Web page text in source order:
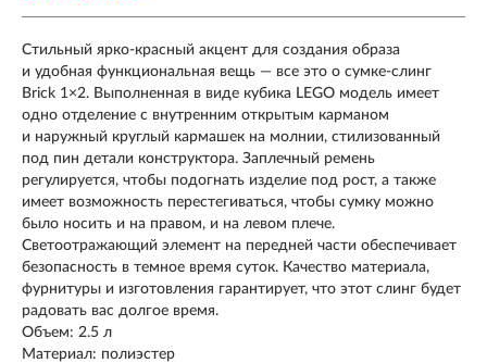
Стильный ярко-красный акцент для создания образа
и удобная функциональная вещь — все это о сумке-слинг
Brick 1×2. Выполненная в виде кубика LEGO модель имеет
одно отделение с внутренним открытым карманом
и наружный круглый кармашек на молнии, стилизованный
под пин детали конструктора. Заплечный ремень
регулируется, чтобы подогнать изделие под рост, а также
имеет возможность перестегиваться, чтобы сумку можно
было носить и на правом, и на левом плече.
Светоотражающий элемент на передней части обеспечивает
безопасность в темное время суток. Качество материала,
фурнитуры и изготовления гарантирует, что этот слинг будет
радовать вас долгое время.
Объем: 2.5 л
Материал: полиэстер